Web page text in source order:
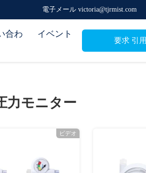
電子メール victoria@tjrmist.com
合わ
イベント
要求 引用
力モニター
ビデオ